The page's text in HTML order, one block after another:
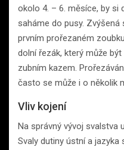
okolo 4. – 6. měsíce, by si
saháme do pusy.
prvním prořezaném
dolní řezák, který může
zubním kazem.
často se může i o několik
Vliv kojení
Na správný vývoj svalstva
Svaly dutiny ústní a jazyka